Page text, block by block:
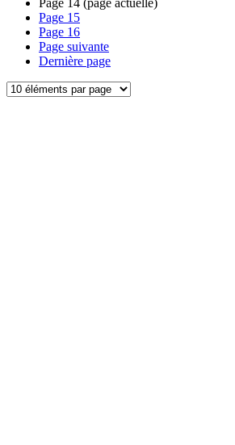
Page 14 (page actuelle)
Page 15
Page 16
Page suivante
Dernière page